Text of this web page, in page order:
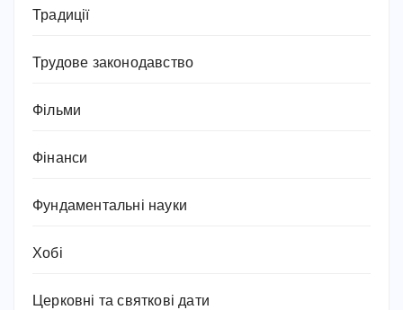
Традиції
Трудове законодавство
Фільми
Фінанси
Фундаментальні науки
Хобі
Церковні та святкові дати